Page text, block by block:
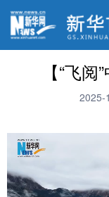
【“飞
2025-